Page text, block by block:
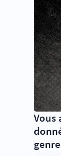
Vous